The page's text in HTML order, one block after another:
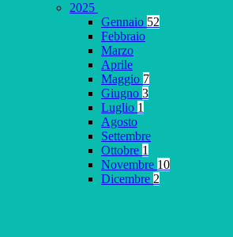
2025
Gennaio 52
Febbraio
Marzo
Aprile
Maggio 7
Giugno 3
Luglio 1
Agosto
Settembre
Ottobre 1
Novembre 10
Dicembre 2